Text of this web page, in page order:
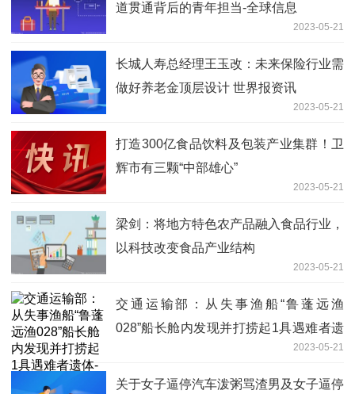
道贯通背后的青年担当-全球信息
2023-05-21
长城人寿总经理王玉改：未来保险行业需
做好养老金顶层设计 世界报资讯
2023-05-21
打造300亿食品饮料及包装产业集群！卫
辉市有三颗“中部雄心”
2023-05-21
梁剑：将地方特色农产品融入食品行业，
以科技改变食品产业结构
2023-05-21
交通运输部：从失事渔船“鲁蓬远渔
028”船长舱内发现并打捞起1具遇难者遗
2023-05-21
关于女子逼停汽车泼粥骂渣男及女子逼停